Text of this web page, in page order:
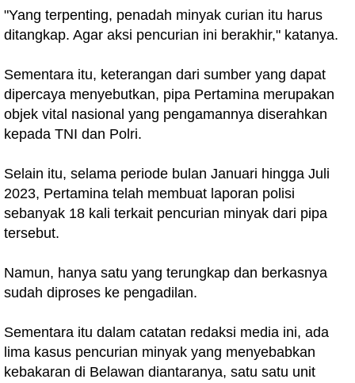
"Yang terpenting, penadah minyak curian itu harus
ditangkap. Agar aksi pencurian ini berakhir," katanya.
Sementara itu, keterangan dari sumber yang dapat
dipercaya menyebutkan, pipa Pertamina merupakan
objek vital nasional yang pengamannya diserahkan
kepada TNI dan Polri.
Selain itu, selama periode bulan Januari hingga Juli
2023, Pertamina telah membuat laporan polisi
sebanyak 18 kali terkait pencurian minyak dari pipa
tersebut.
Namun, hanya satu yang terungkap dan berkasnya
sudah diproses ke pengadilan.
Sementara itu dalam catatan redaksi media ini, ada
lima kasus pencurian minyak yang menyebabkan
kebakaran di Belawan diantaranya, satu satu unit